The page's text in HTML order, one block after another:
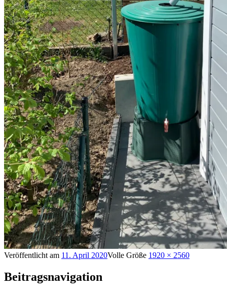
Veröffentlicht am 11. April 2020Volle Größe 1920 × 2560
Beitragsnavigation